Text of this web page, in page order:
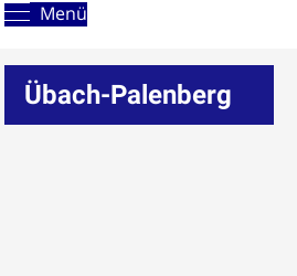
Menü
Übach-Palenberg